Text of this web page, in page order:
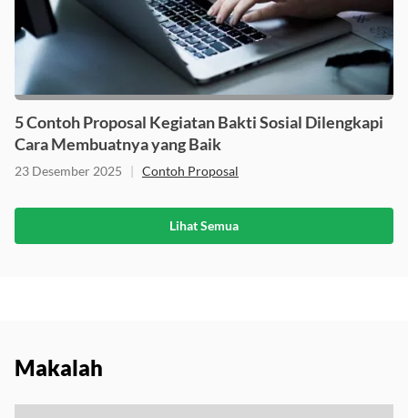
5 Contoh Proposal Kegiatan Bakti Sosial Dilengkapi
Cara Membuatnya yang Baik
23 Desember 2025 | Contoh Proposal
Lihat Semua
Makalah